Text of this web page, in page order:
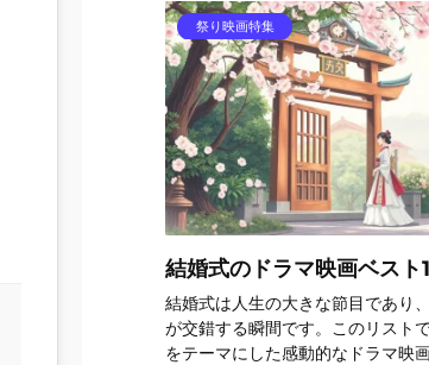
祭り映画特集
結婚式のドラマ映画ベスト
結婚式は人生の大きな節目であり
が交錯する瞬間です。このリスト
をテーマにした感動的なドラマ映